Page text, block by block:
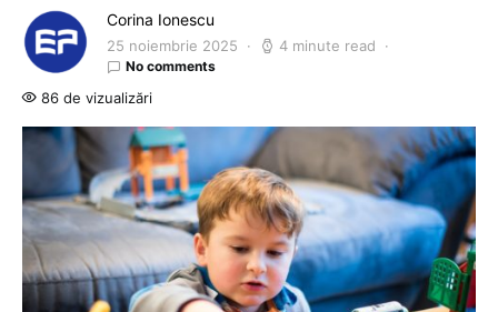
Corina Ionescu
25 noiembrie 2025 4 minute read
No comments
86 de vizualizări